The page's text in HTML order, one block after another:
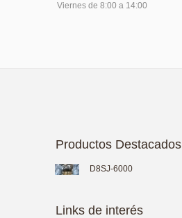
Viernes de 8:00 a 14:00
Productos Destacados
D8SJ-6000
Links de interés